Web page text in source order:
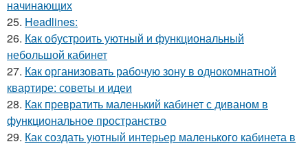
начинающих
25. Headlines:
26. Как обустроить уютный и функциональный
небольшой кабинет
27. Как организовать рабочую зону в однокомнатной
квартире: советы и идеи
28. Как превратить маленький кабинет с диваном в
функциональное пространство
29. Как создать уютный интерьер маленького кабинета в